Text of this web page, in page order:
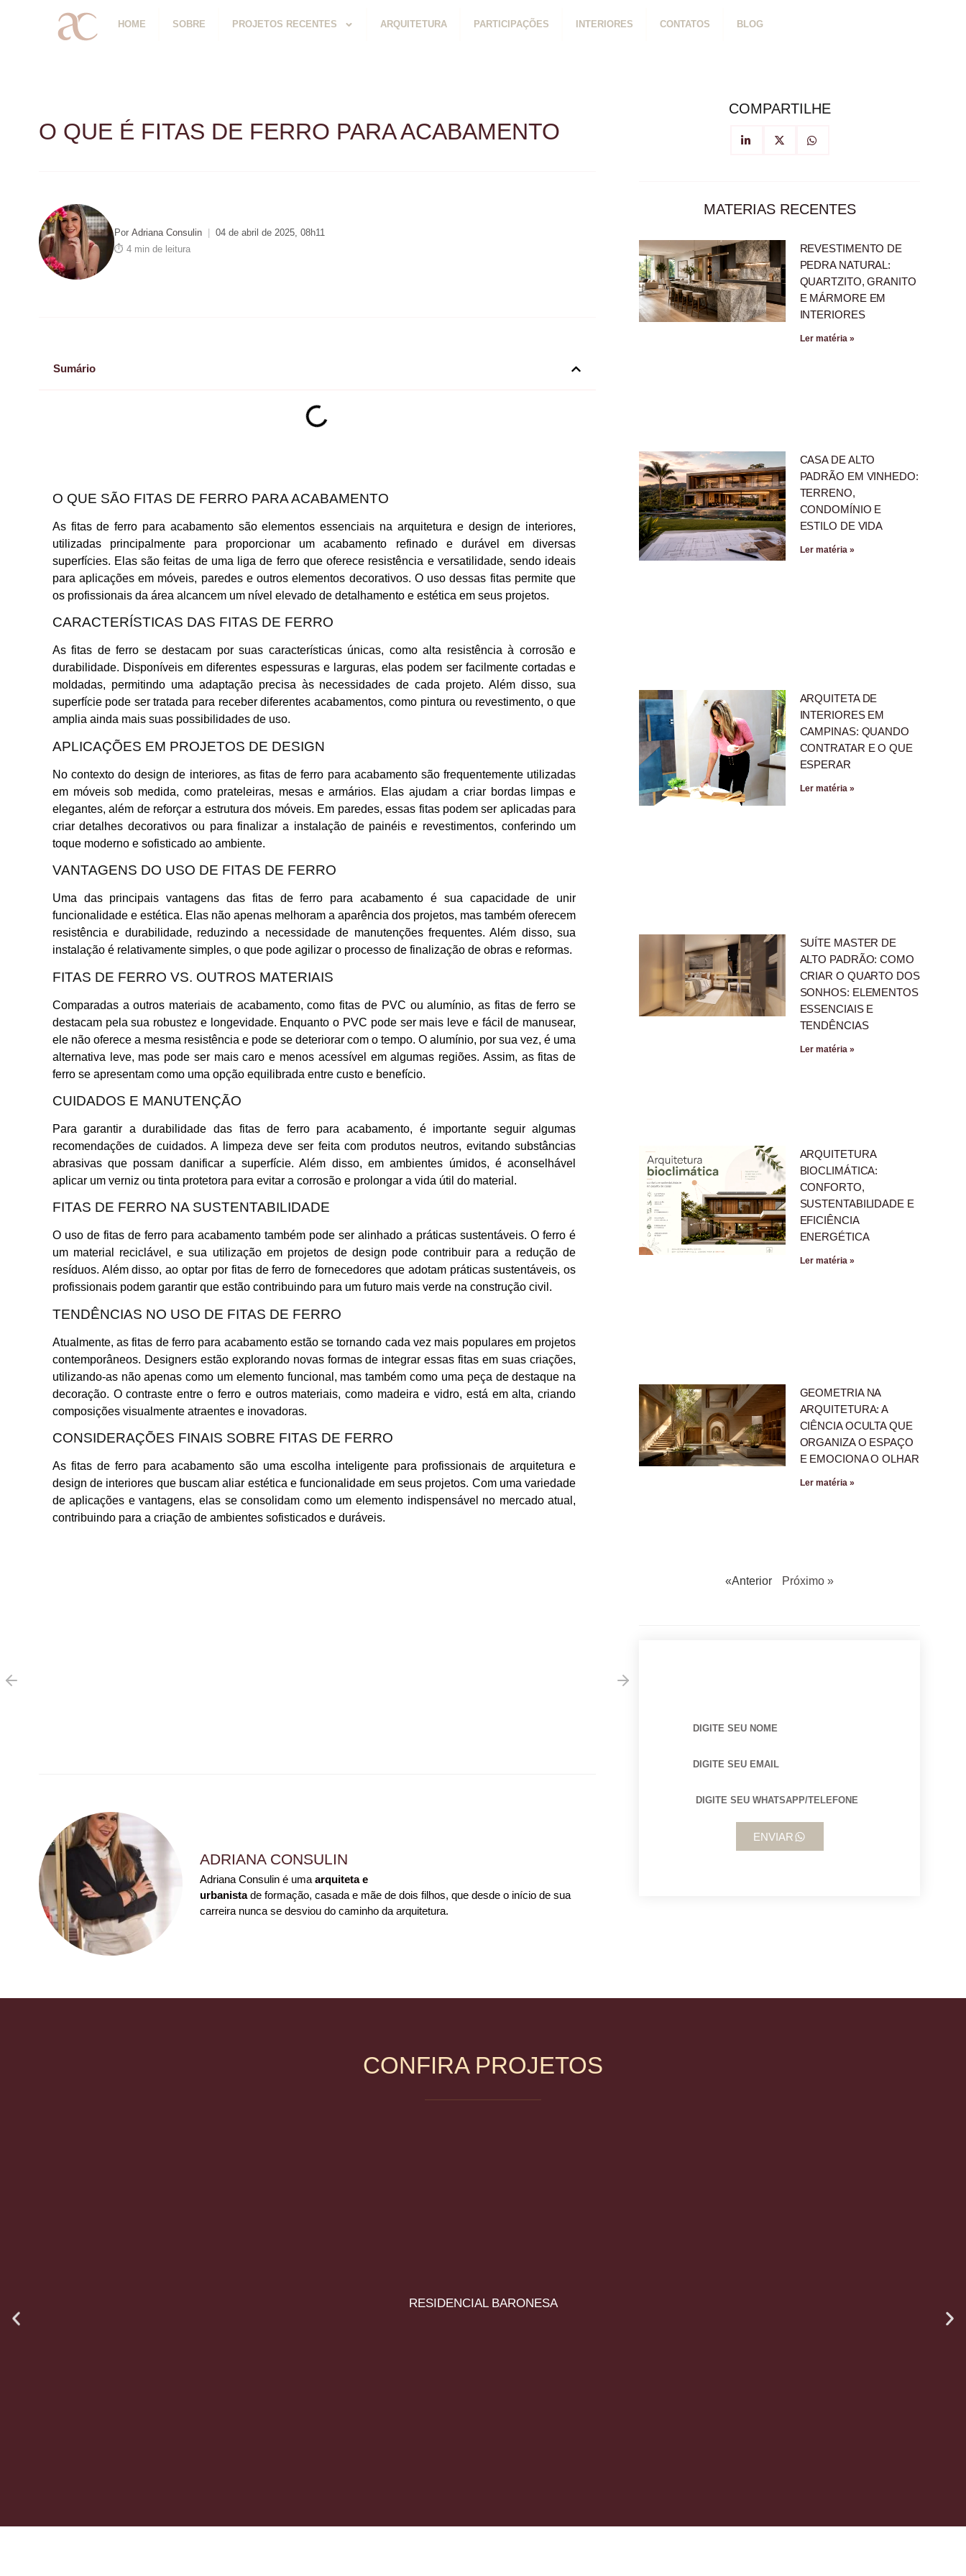
HOME SOBRE PROJETOS RECENTES ARQUITETURA PARTICIPAÇÕES INTERIORES CONTATOS BLOG
O QUE É FITAS DE FERRO PARA ACABAMENTO
PorAdriana Consulin
04 de abril de 2025, 08h11
⏱ 4 min de leitura
Sumário
O QUE SÃO FITAS DE FERRO PARA ACABAMENTO
As fitas de ferro para acabamento são elementos essenciais na arquitetura e design de interiores,
utilizadas principalmente para proporcionar um acabamento refinado e durável em diversas
superfícies. Elas são feitas de uma liga de ferro que oferece resistência e versatilidade, sendo ideais
para aplicações em móveis, paredes e outros elementos decorativos. O uso dessas fitas permite que
os profissionais da área alcancem um nível elevado de detalhamento e estética em seus projetos.
CARACTERÍSTICAS DAS FITAS DE FERRO
As fitas de ferro se destacam por suas características únicas, como alta resistência à corrosão e
durabilidade. Disponíveis em diferentes espessuras e larguras, elas podem ser facilmente cortadas e
moldadas, permitindo uma adaptação precisa às necessidades de cada projeto. Além disso, sua
superfície pode ser tratada para receber diferentes acabamentos, como pintura ou revestimento, o que
amplia ainda mais suas possibilidades de uso.
APLICAÇÕES EM PROJETOS DE DESIGN
No contexto do design de interiores, as fitas de ferro para acabamento são frequentemente utilizadas
em móveis sob medida, como prateleiras, mesas e armários. Elas ajudam a criar bordas limpas e
elegantes, além de reforçar a estrutura dos móveis. Em paredes, essas fitas podem ser aplicadas para
criar detalhes decorativos ou para finalizar a instalação de painéis e revestimentos, conferindo um
toque moderno e sofisticado ao ambiente.
VANTAGENS DO USO DE FITAS DE FERRO
Uma das principais vantagens das fitas de ferro para acabamento é sua capacidade de unir
funcionalidade e estética. Elas não apenas melhoram a aparência dos projetos, mas também oferecem
resistência e durabilidade, reduzindo a necessidade de manutenções frequentes. Além disso, sua
instalação é relativamente simples, o que pode agilizar o processo de finalização de obras e reformas.
FITAS DE FERRO VS. OUTROS MATERIAIS
Comparadas a outros materiais de acabamento, como fitas de PVC ou alumínio, as fitas de ferro se
destacam pela sua robustez e longevidade. Enquanto o PVC pode ser mais leve e fácil de manusear,
ele não oferece a mesma resistência e pode se deteriorar com o tempo. O alumínio, por sua vez, é uma
alternativa leve, mas pode ser mais caro e menos acessível em algumas regiões. Assim, as fitas de
ferro se apresentam como uma opção equilibrada entre custo e benefício.
CUIDADOS E MANUTENÇÃO
Para garantir a durabilidade das fitas de ferro para acabamento, é importante seguir algumas
recomendações de cuidados. A limpeza deve ser feita com produtos neutros, evitando substâncias
abrasivas que possam danificar a superfície. Além disso, em ambientes úmidos, é aconselhável
aplicar um verniz ou tinta protetora para evitar a corrosão e prolongar a vida útil do material.
FITAS DE FERRO NA SUSTENTABILIDADE
O uso de fitas de ferro para acabamento também pode ser alinhado a práticas sustentáveis. O ferro é
um material reciclável, e sua utilização em projetos de design pode contribuir para a redução de
resíduos. Além disso, ao optar por fitas de ferro de fornecedores que adotam práticas sustentáveis, os
profissionais podem garantir que estão contribuindo para um futuro mais verde na construção civil.
TENDÊNCIAS NO USO DE FITAS DE FERRO
Atualmente, as fitas de ferro para acabamento estão se tornando cada vez mais populares em projetos
contemporâneos. Designers estão explorando novas formas de integrar essas fitas em suas criações,
utilizando-as não apenas como um elemento funcional, mas também como uma peça de destaque na
decoração. O contraste entre o ferro e outros materiais, como madeira e vidro, está em alta, criando
composições visualmente atraentes e inovadoras.
CONSIDERAÇÕES FINAIS SOBRE FITAS DE FERRO
As fitas de ferro para acabamento são uma escolha inteligente para profissionais de arquitetura e
design de interiores que buscam aliar estética e funcionalidade em seus projetos. Com uma variedade
de aplicações e vantagens, elas se consolidam como um elemento indispensável no mercado atual,
contribuindo para a criação de ambientes sofisticados e duráveis.
ADRIANA CONSULIN
Adriana Consulin é umaarquiteta e
urbanistade formação, casada e mãe de dois filhos, que desde o início de sua
carreira nunca se desviou do caminho da arquitetura.
COMPARTILHE
MATERIAS RECENTES
REVESTIMENTO DE
PEDRA NATURAL:
QUARTZITO, GRANITO
E MÁRMORE EM
INTERIORES
Ler matéria »
CASA DE ALTO
PADRÃO EM VINHEDO:
TERRENO,
CONDOMÍNIO E
ESTILO DE VIDA
Ler matéria »
ARQUITETA DE
INTERIORES EM
CAMPINAS: QUANDO
CONTRATAR E O QUE
ESPERAR
Ler matéria »
SUÍTE MASTER DE
ALTO PADRÃO: COMO
CRIAR O QUARTO DOS
SONHOS: ELEMENTOS
ESSENCIAIS E
TENDÊNCIAS
Ler matéria »
ARQUITETURA
BIOCLIMÁTICA:
CONFORTO,
SUSTENTABILIDADE E
EFICIÊNCIA
ENERGÉTICA
Ler matéria »
GEOMETRIA NA
ARQUITETURA: A
CIÊNCIA OCULTA QUE
ORGANIZA O ESPAÇO
E EMOCIONA O OLHAR
Ler matéria »
«Anterior Próximo »
ENVIAR
CONFIRA PROJETOS
RESIDENCIAL BARONESA